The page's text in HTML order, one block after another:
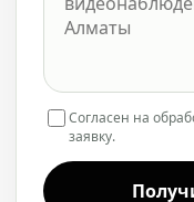
Согласен на
заявку.